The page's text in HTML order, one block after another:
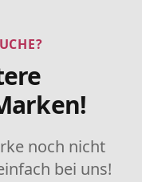
noch nicht
bei uns!